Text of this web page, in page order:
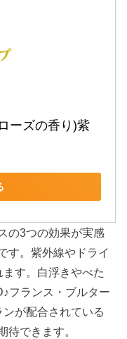
ーズの香り)紫
の3つの効果が実感
す。紫外線やドライ
す。白浮きやべた
フランス・ブルター
が配合されている
待できます。